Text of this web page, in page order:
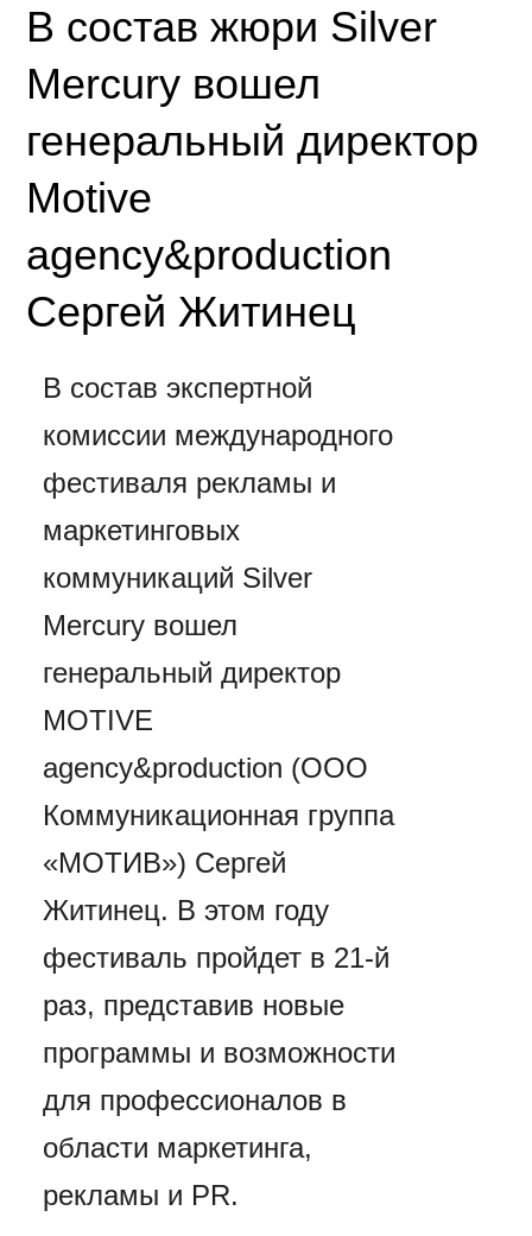
В состав жюри Silver
Mercury вошел
генеральный директор
Motive
agency&production
Сергей Житинец
В состав экспертной
комиссии международного
фестиваля рекламы и
маркетинговых
коммуникаций Silver
Mercury вошел
генеральный директор
MOTIVE
agency&production (ООО
Коммуникационная группа
«МОТИВ») Сергей
Житинец. В этом году
фестиваль пройдет в 21-й
раз, представив новые
программы и возможности
для профессионалов в
области маркетинга,
рекламы и PR.